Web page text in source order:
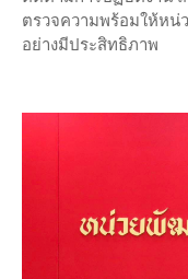
ตรวจความพร้อมให้หน่
อย่างมีประสิทธิภาพ